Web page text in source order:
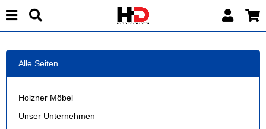
Alle Seiten
Holzner Möbel
Unser Unternehmen